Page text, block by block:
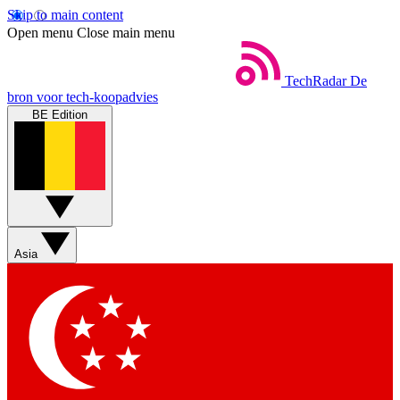
Skip to main content
Open menu Close main menu
TechRadar De
bron voor tech-koopadvies
BE Edition
Asia